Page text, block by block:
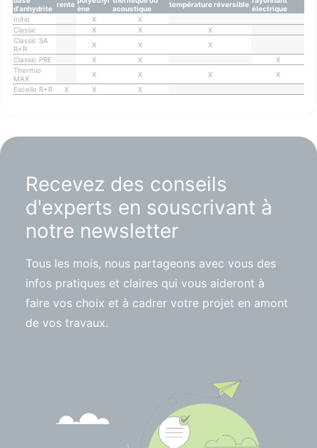
d'anhydrite rente ène
acoustique
température réversible électrique
Initio
X
X
Classic
X X
X
Classic SA
R+R
X X
X
Classic PRE
X X
X
Thermio
MAX
X X X
X
Excelio R+R
X X X
Recevez des conseils
d'experts en souscrivant à
notre newsletter
Tous les mois, nous partageons avec vous des
infos pratiques et claires qui vous aideront à
faire vos choix et à cadrer votre projet en amont
de vos travaux.